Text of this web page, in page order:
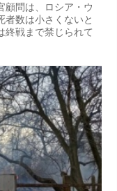
顧問は、ロシア・ウ
者数は小さくないと
終戦まで禁じられて